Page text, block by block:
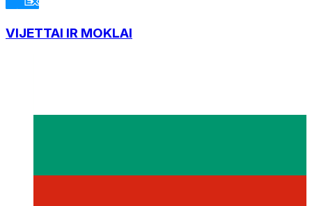
VIJETTAI IR MOKLAI